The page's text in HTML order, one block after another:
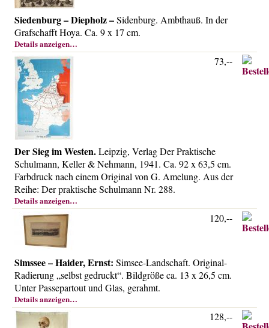
Warenkorb
Über uns
Kontakt
Impressum
Versandkosten
AGB
Widerrufsrecht
Datenschutz
Siedenburg – Diepholz –Sidenburg. Ambthauß. In der
Grafschafft Hoya. Ca. 9 x 17 cm.
Details anzeigen…
Der Sieg im Westen.Leipzig, Verlag Der Praktische
Schulmann, Keller & Nehmann, 1941. Ca. 92 x 63,5 cm.
Farbdruck nach einem Original von G. Amelung. Aus der
Reihe: Der praktische Schulmann Nr. 288.
Details anzeigen…
73,--
Simssee – Haider, Ernst: Simsee-Landschaft. Original-
Radierung „selbst gedruckt“. Bildgröße ca. 13 x 26,5 cm.
Unter Passepartout und Glas, gerahmt.
Details anzeigen…
120,--
128,--